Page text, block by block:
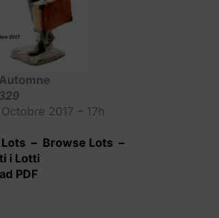
2017 – 17h
Lots – Browse Lots –
i Lotti
PDF